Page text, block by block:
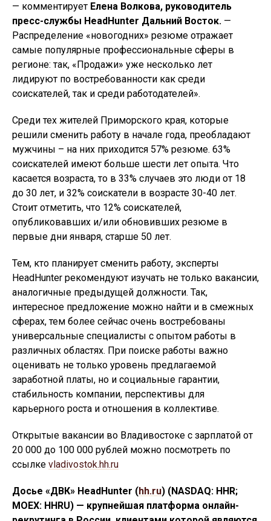
— комментирует Елена Волкова, руководитель
пресс-службы HeadHunter Дальний Восток. —
Распределение «новогодних» резюме отражает
самые популярные профессиональные сферы в
регионе: так, «Продажи» уже несколько лет
лидируют по востребованности как среди
соискателей, так и среди работодателей».
Среди тех жителей Приморского края, которые
решили сменить работу в начале года, преобладают
мужчины – на них приходится 57% резюме. 63%
соискателей имеют больше шести лет опыта. Что
касается возраста, то в 33% случаев это люди от 18
до 30 лет, и 32% соискатели в возрасте 30-40 лет.
Стоит отметить, что 12% соискателей,
опубликовавших и/или обновивших резюме в
первые дни января, старше 50 лет.
Тем, кто планирует сменить работу, эксперты
HeadHunter рекомендуют изучать не только вакансии,
аналогичные предыдущей должности. Так,
интересное предложение можно найти и в смежных
сферах, тем более сейчас очень востребованы
универсальные специалисты с опытом работы в
различных областях. При поиске работы важно
оценивать не только уровень предлагаемой
заработной платы, но и социальные гарантии,
стабильность компании, перспективы для
карьерного роста и отношения в коллективе.
Открытые вакансии во Владивостоке с зарплатой от
20 000 до 100 000 рублей можно посмотреть по
ссылке vladivostok.hh.ru
Досье «ДВК» HeadHunter (hh.ru) (NASDAQ: HHR;
MOEX: HHRU) — крупнейшая платформа онлайн-